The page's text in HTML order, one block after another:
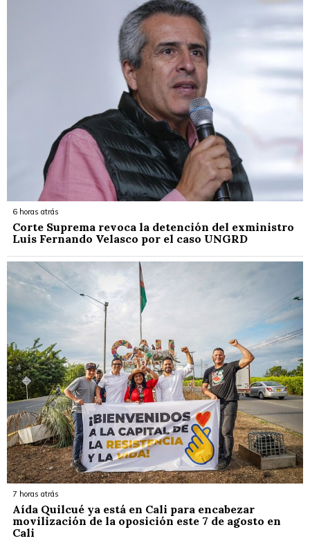
6 horas atrás
Corte Suprema revoca la detención del exministro
Luis Fernando Velasco por el caso UNGRD
7 horas atrás
Aída Quilcué ya está en Cali para encabezar
movilización de la oposición este 7 de agosto en
Cali